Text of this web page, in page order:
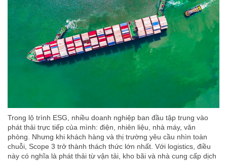
Trong lộ trình ESG, nhiều doanh nghiệp ban đầu tập trung vào
phát thải trực tiếp của mình: điện, nhiên liệu, nhà máy, văn
phòng. Nhưng khi khách hàng và thị trường yêu cầu nhìn toàn
chuỗi, Scope 3 trở thành thách thức lớn nhất. Với logistics, điều
này có nghĩa là phát thải từ vận tải, kho bãi và nhà cung cấp dịch